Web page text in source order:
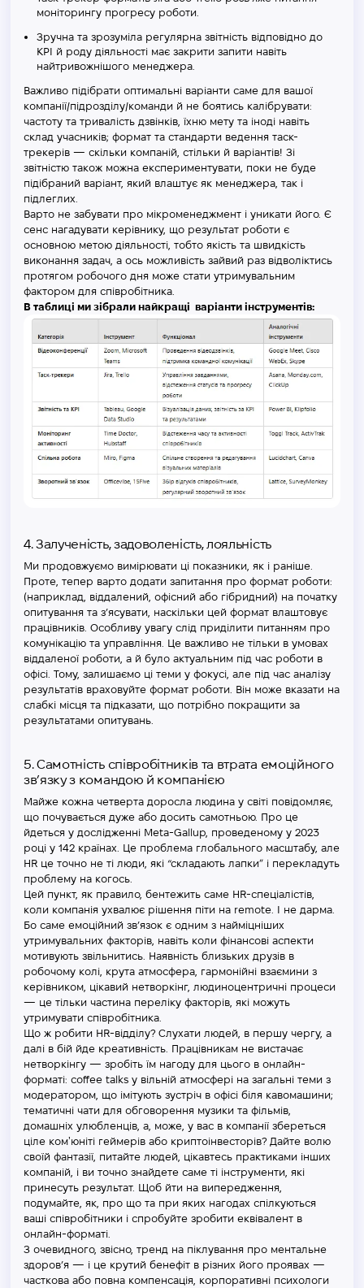
моніторингу прогресу роботи.
Зручна та зрозуміла регулярна звітність відповідно до
KPI й роду діяльності має закрити запити навіть
найтривожнішого менеджера.
Важливо підібрати оптимальні варіанти саме для вашої
компанії/підрозділу/команди й не боятись калібрувати:
частоту та тривалість дзвінків, їхню мету та іноді навіть
склад учасників; формат та стандарти ведення таск-
трекерів — скільки компаній, стільки й варіантів! Зі
звітністю також можна експериментувати, поки не буде
підібраний варіант, який влаштує як менеджера, так і
підлеглих.
Варто не забувати про мікроменеджмент і уникати його. Є
сенс нагадувати керівнику, що результат роботи є
основною метою діяльності, тобто якість та швидкість
виконання задач, а ось можливість зайвий раз відволіктись
протягом робочого дня може стати утримувальним
фактором для співробітника.
В таблиці ми зібрали найкращі варіанти інструментів:
4. Залученість, задоволеність, лояльність
Ми продовжуємо вимірювати ці показники, як і раніше.
Проте, тепер варто додати запитання про формат роботи:
(наприклад, віддалений, офісний або гібридний) на початку
опитування та з’ясувати, наскільки цей формат влаштовує
працівників. Особливу увагу слід приділити питанням про
комунікацію та управління. Це важливо не тільки в умовах
віддаленої роботи, а й було актуальним під час роботи в
офісі. Тому, залишаємо ці теми у фокусі, але під час аналізу
результатів враховуйте формат роботи. Він може вказати на
слабкі місця та підказати, що потрібно покращити за
результатами опитувань.
5. Самотність співробітників та втрата емоційного
зв’язку з командою й компанією
Майже кожна четверта доросла людина у світі повідомляє,
що почувається дуже або досить самотньою. Про це
йдеться у дослідженні Meta-Gallup проведеному у 2023
році у 142 країнах. Це проблема глобального масштабу, але
HR це точно не ті люди, які “складають лапки” і перекладуть
проблему на когось.
Цей пункт, як правило, бентежить саме HR-спеціалістів,
коли компанія ухвалює рішення піти на remote. І не дарма.
Бо саме емоційний зв’язок є одним з найміцніших
утримувальних факторів, навіть коли фінансові аспекти
мотивують звільнитись. Наявність близьких друзів в
робочому колі, крута атмосфера, гармонійні взаємини з
керівником, цікавий нетворкінг, людиноцентричні процеси
— це тільки частина переліку факторів, які можуть
утримувати співробітника.
Що ж робити HR-відділу? Слухати людей, в першу чергу, а
далі в бій йде креативність. Працівникам не вистачає
нетворкінгу — зробіть їм нагоду для цього в онлайн-
форматі: coffee talks у вільній атмосфері на загальні теми з
модератором, що імітують зустріч в офісі біля кавомашини;
тематичні чати для обговорення музики та фільмів,
домашніх улюбленців, а, може, у вас в компанії збереться
ціле комʼюніті геймерів або криптоінвесторів? Дайте волю
своїй фантазії, питайте людей, цікавтесь практиками інших
компаній, і ви точно знайдете саме ті інструменти, які
принесуть результат. Щоб йти на випередження,
подумайте, як, про що та при яких нагодах спілкуються
ваші співробітники і спробуйте зробити еквівалент в
онлайн-форматі.
З очевидного, звісно, тренд на піклування про ментальне
здоров’я — і це крутий бенефіт в різних його проявах —
часткова або повна компенсація, корпоративні психологи